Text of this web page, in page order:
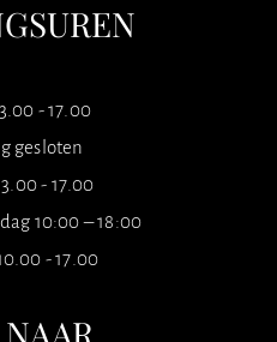
- 17.00
gesloten
- 17.00
10:00 – 18:00
- 17.00